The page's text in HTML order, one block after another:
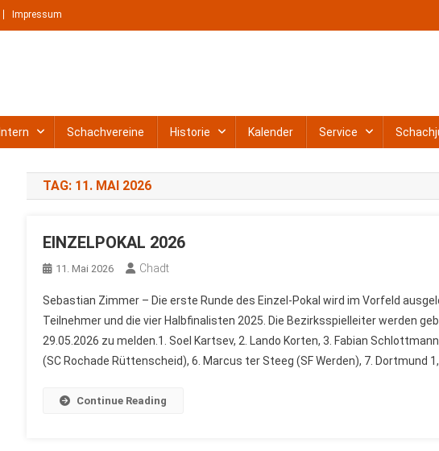
Impressum
Intern Schachvereine Historie Kalender Service
TAG: 11. MAI 2026
EINZELPOKAL 2026
11. Mai 2026 Chadt
Sebastian Zimmer – Die erste Runde des Einzel-Pokal wird im Vorfeld
Teilnehmer und die vier Halbfinalisten 2025. Die Bezirksspielleiter werden
29.05.2026 zu melden.1. Soel Kartsev, 2. Lando Korten, 3. Fabian
(SC Rochade Rüttenscheid), 6. Marcus ter Steeg (SF Werden), 7. Dortmund 1,
Continue Reading